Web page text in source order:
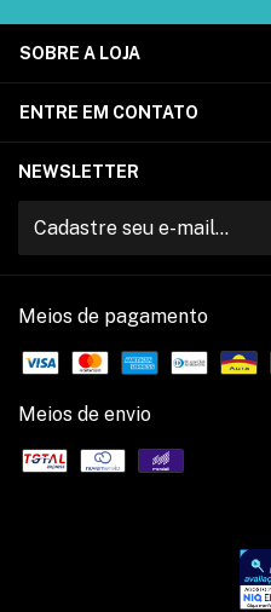
SOBRE A LOJA
ENTRE EM CONTATO
NEWSLETTER
Meios de pagamento
Meios de envio